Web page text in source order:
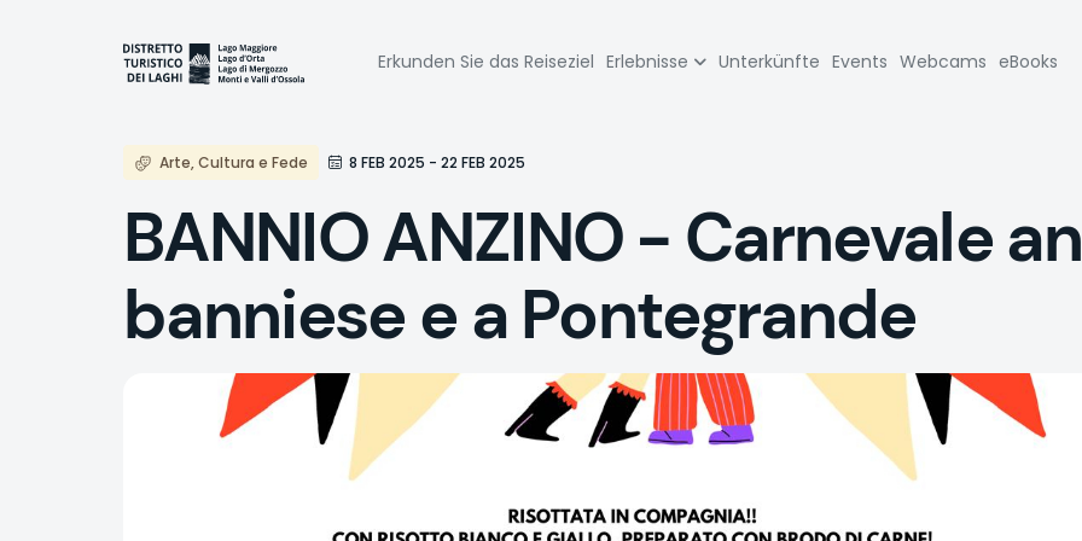
Navigazione
principale
Erkunden Sie das Reiseziel Erlebnisse Unterkünfte Events Webcams eBooks
Arte, Cultura e Fede 8 FEB 2025 - 22 FEB 2025
BANNIO ANZINO - Carnevale
banniese e a Pontegrande